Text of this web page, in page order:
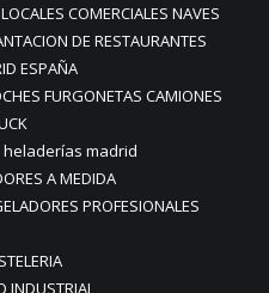
COMERCIALES NAVES
DE RESTAURANTES
ESPAÑA
FURGONETAS CAMIONES
madrid
A MEDIDA
PROFESIONALES
INDUSTRIAL